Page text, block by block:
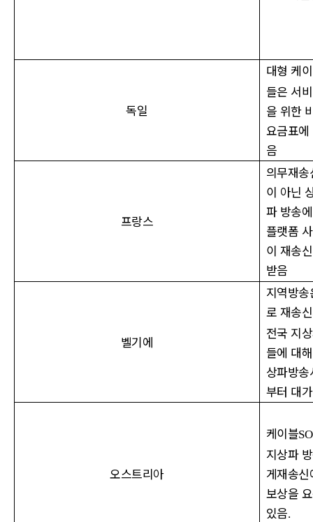
독일
대형 케
들은 서
을 위한
요금표
음
프랑스
의무재
이 아닌
파 방송
플랫폼
이 재송
받음
벨기에
지역방
로 재송
전국 지
들에 대
상파방
부터 대
오스트리아
케이블SO
지상파
게재송
보상을
있음.